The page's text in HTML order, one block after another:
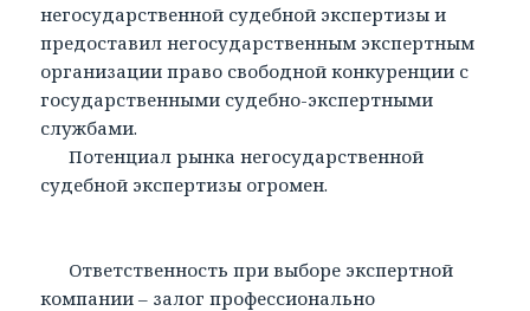
негосударственной судебной экспертизы и
предоставил негосударственным экспертным
организации право свободной конкуренции с
государственными судебно-экспертными
службами.
Потенциал рынка негосударственной
судебной экспертизы огромен.
Ответственность при выборе экспертной
компании – залог профессионально